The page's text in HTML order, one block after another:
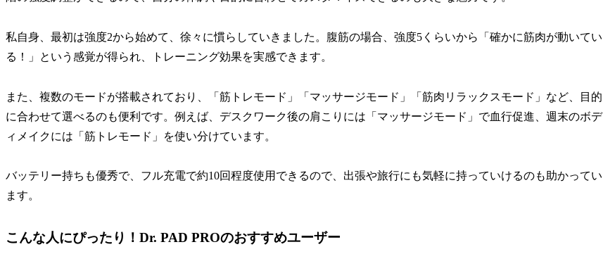
私自身、最初は強度2から始めて、徐々に慣らしていきました。腹筋の場合、強度5くらいから「確かに筋肉が動いてい
る！」という感覚が得られ、トレーニング効果を実感できます。
また、複数のモードが搭載されており、「筋トレモード」「マッサージモード」「筋肉リラックスモード」など、目的
に合わせて選べるのも便利です。例えば、デスクワーク後の肩こりには「マッサージモード」で血行促進、週末のボデ
ィメイクには「筋トレモード」を使い分けています。
バッテリー持ちも優秀で、フル充電で約10回程度使用できるので、出張や旅行にも気軽に持っていけるのも助かってい
ます。
こんな人にぴったり！Dr. PAD PROのおすすめユーザー